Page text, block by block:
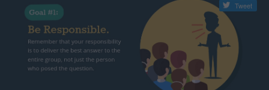
Tweet